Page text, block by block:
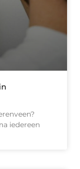
iedereen